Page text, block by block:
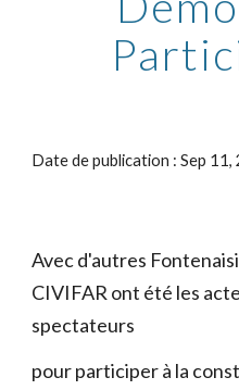
Date de publication : Sep
Avec d'autres
CIVIFAR ont été les
spectateurs
pour participer à la